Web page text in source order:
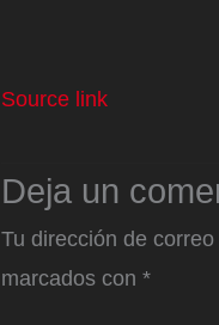
Source link
Deja un
Tu dirección de
marcados con *